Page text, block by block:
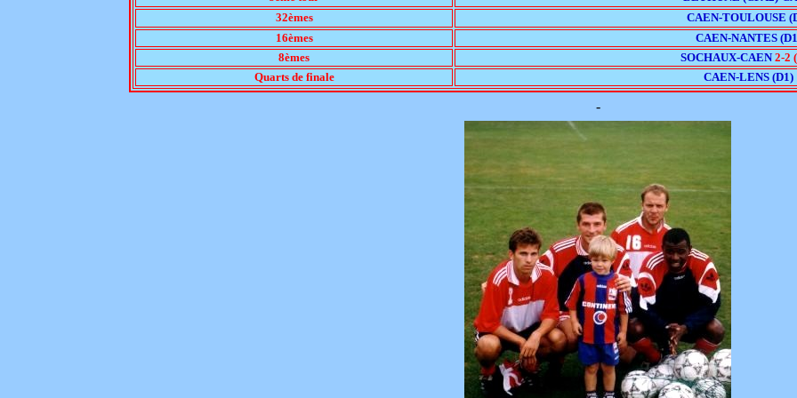
32èmes
CAEN-TOULOUSE
16èmes
CAEN-NANTES
8èmes
SOCHAUX-CAEN 2-2
Quarts de finale
CAEN-LENS (D1)
-